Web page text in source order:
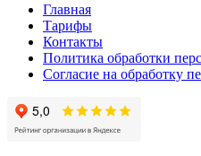
Главная
Тарифы
Контакты
Политика обработки
Согласие на обработку